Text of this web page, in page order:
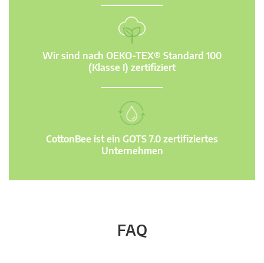
Wir sind nach OEKO-TEX® Standard 100
(Klasse I) zertifiziert
CottonBee ist ein GOTS 7.0 zertifiziertes
Unternehmen
FAQ